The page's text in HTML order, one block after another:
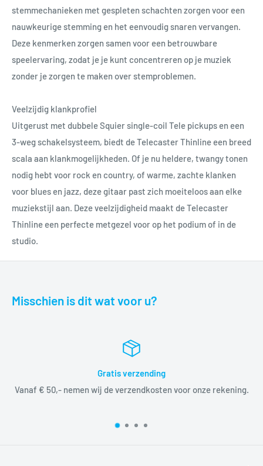
stemmechanieken met gespleten schachten zorgen voor een
nauwkeurige stemming en het eenvoudig snaren vervangen.
Deze kenmerken zorgen samen voor een betrouwbare
speelervaring, zodat je je kunt concentreren op je muziek
zonder je zorgen te maken over stemproblemen.
Veelzijdig klankprofiel
Uitgerust met dubbele Squier single-coil Tele pickups en een
3-weg schakelsysteem, biedt de Telecaster Thinline een breed
scala aan klankmogelijkheden. Of je nu heldere, twangy tonen
nodig hebt voor rock en country, of warme, zachte klanken
voor blues en jazz, deze gitaar past zich moeiteloos aan elke
muziekstijl aan. Deze veelzijdigheid maakt de Telecaster
Thinline een perfecte metgezel voor op het podium of in de
studio.
Misschien is dit wat voor u?
Gratis verzending
Vanaf € 50,- nemen wij de verzendkosten voor onze rekening.